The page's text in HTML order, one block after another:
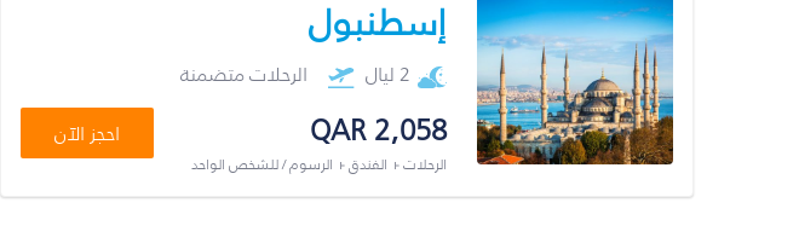
إسطنبول
2 ليال الرحلات متضمنة
QAR 2,058
الرحلات + الفندق + الرسوم / للشخص الواحد
احجز الآن